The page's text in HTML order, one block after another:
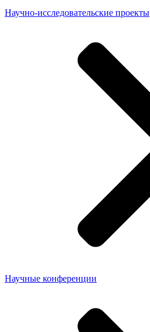
Научно-исследовательские проекты
Научные конференции